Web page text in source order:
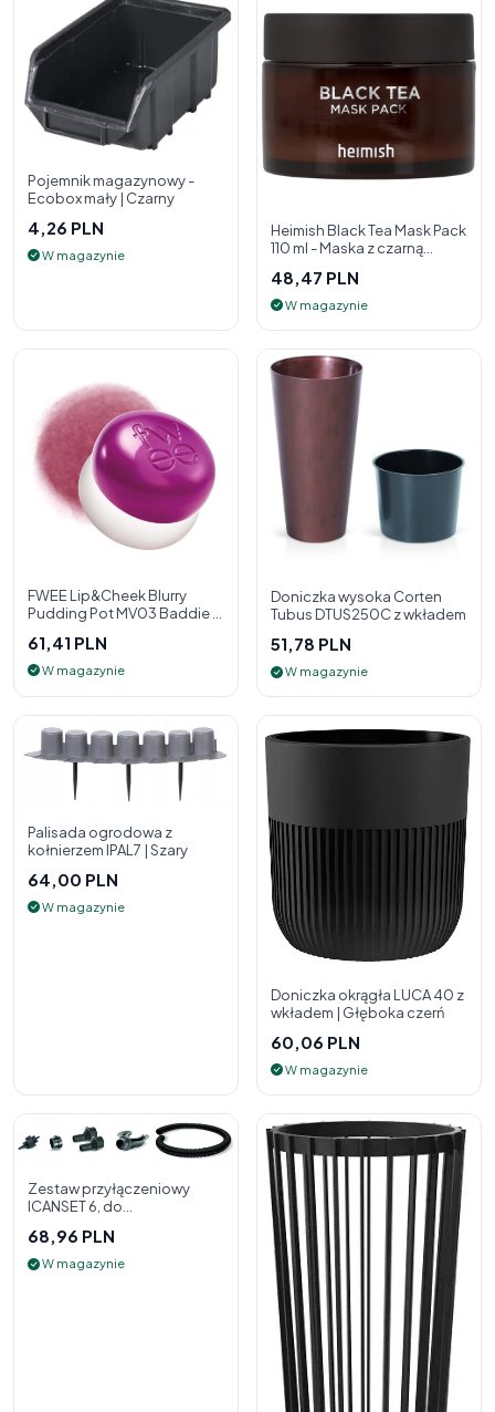
Pojemnik magazynowy -
Ecobox mały | Czarny
4,26 PLN
W magazynie
Heimish Black Tea Mask Pack
110 ml - Maska z czarną
48,47 PLN
W magazynie
FWEE Lip&Cheek Blurry
Pudding Pot MV03 Baddie 5
policzk
61,41 PLN
W magazynie
Doniczka wysoka Corten
Tubus DTUS250C z wkładem
51,78 PLN
W magazynie
Palisada ogrodowa z
kołnierzem IPAL7 | Szary
64,00 PLN
W magazynie
Doniczka okrągła LUCA 40 z
wkładem | Głęboka czerń
60,06 PLN
W magazynie
Zestaw przyłączeniowy
ICANSET 6, do
68,96 PLN
W magazynie